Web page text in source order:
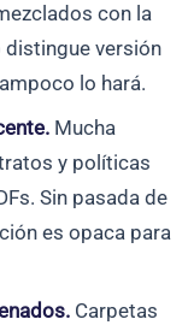
con la
distingue versión
lo hará.
Mucha
y políticas
Sin pasada de
es opaca para
Carpetas